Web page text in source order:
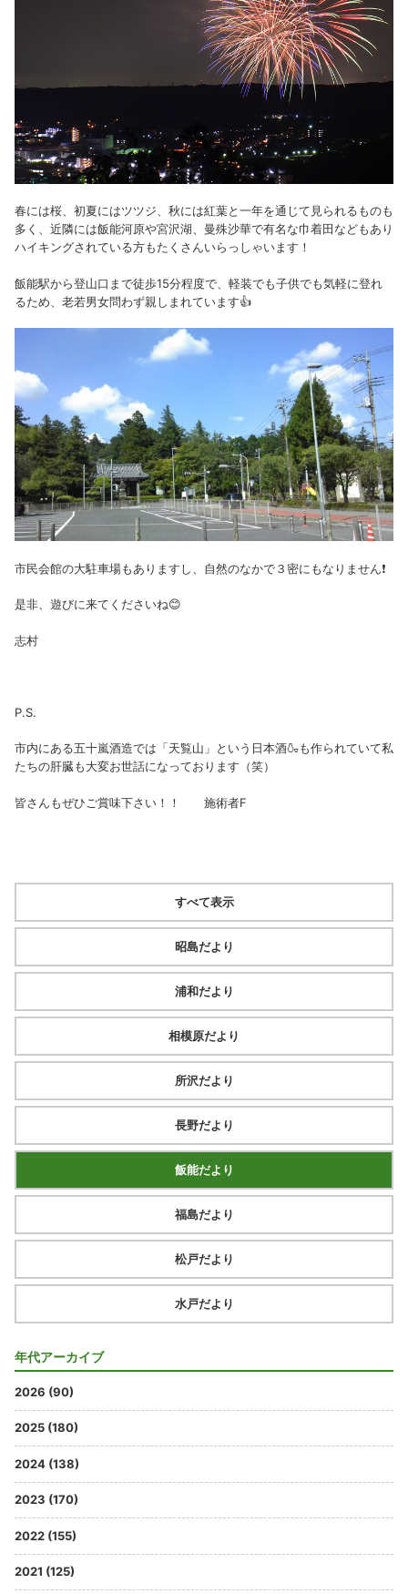
春には桜、初夏にはツツジ、秋には紅葉と一年を通じて見られるものも
多く、近隣には飯能河原や宮沢湖、曼殊沙華で有名な巾着田などもあり
ハイキングされている方もたくさんいらっしゃいます！
飯能駅から登山口まで徒歩15分程度で、軽装でも子供でも気軽に登れ
るため、老若男女問わず親しまれています👍
市民会館の大駐車場もありますし、自然のなかで３密にもなりません❗
是非、遊びに来てくださいね😊
志村
P.S.
市内にある五十嵐酒造では「天覧山」という日本酒🍶も作られていて私
たちの肝臓も大変お世話になっております（笑）
皆さんもぜひご賞味下さい！！ 施術者F
すべて表示
昭島だより
浦和だより
相模原だより
所沢だより
長野だより
飯能だより
福島だより
松戸だより
水戸だより
年代アーカイブ
2026 (90)
2025 (180)
2024 (138)
2023 (170)
2022 (155)
2021 (125)